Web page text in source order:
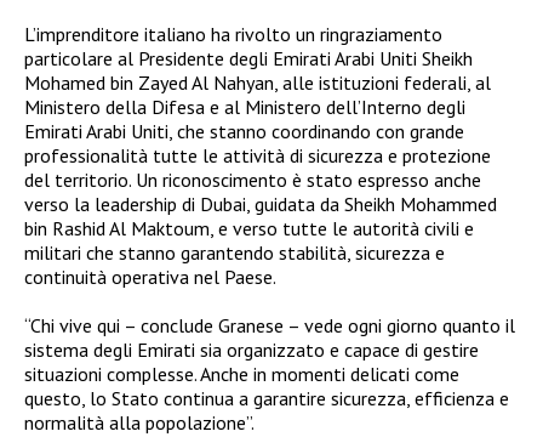
L’imprenditore italiano ha rivolto un ringraziamento
particolare al Presidente degli Emirati Arabi Uniti Sheikh
Mohamed bin Zayed Al Nahyan, alle istituzioni federali, al
Ministero della Difesa e al Ministero dell’Interno degli
Emirati Arabi Uniti, che stanno coordinando con grande
professionalità tutte le attività di sicurezza e protezione
del territorio. Un riconoscimento è stato espresso anche
verso la leadership di Dubai, guidata da Sheikh Mohammed
bin Rashid Al Maktoum, e verso tutte le autorità civili e
militari che stanno garantendo stabilità, sicurezza e
continuità operativa nel Paese.
“Chi vive qui – conclude Granese – vede ogni giorno quanto il
sistema degli Emirati sia organizzato e capace di gestire
situazioni complesse. Anche in momenti delicati come
questo, lo Stato continua a garantire sicurezza, efficienza e
normalità alla popolazione”.